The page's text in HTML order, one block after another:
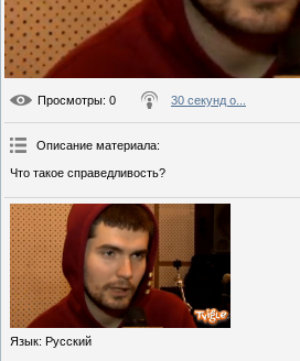
Просмотры: 0 30 секунд о...
Описание материала:
Что такое справедливость?
Язык: Русский